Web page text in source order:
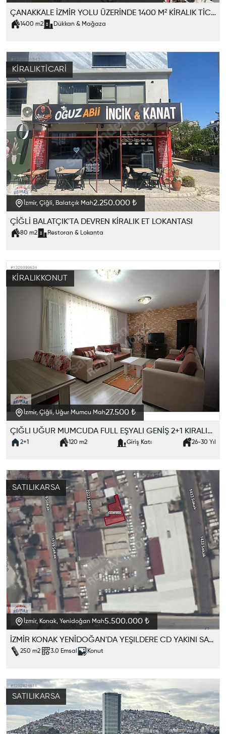
ÇANAKKALE İZMİR YOLU ÜZERİNDE 1400 M² KİRALIK TİCARİ KAT
1400 m2 Dükkan & Mağaza
İzmir, Çiğli, Balatçık Mah2.250.000 ₺
ÇİĞLİ BALATÇIK'TA DEVREN KİRALIK ET LOKANTASI
80 m2 Restoran & Lokanta
KIRALIKTICARI
İzmir, Çiğli, Uğur Mumcu Mah27.500 ₺
ÇIĞLI UĞUR MUMCUDA FULL EŞYALI GENİŞ 2+1 KIRALIK DAIRE
2+1 120 m2 Giriş Katı 26-30 Yıl
KIRALIKKONUT
İzmir, Konak, Yenidoğan Mah5.500.000 ₺
İZMİR KONAK YENİDOĞAN'DA YEŞILDERE CD YAKINI SATILIK ARSA
250 m2 3.0 Emsal Konut
SATILIKARSA
SATILIKARSA